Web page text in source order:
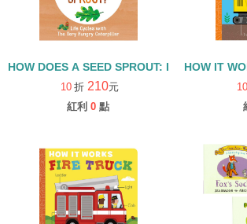
HOW DOES A SEED SPROUT: LIFE CYCLES
10 折 210元
紅利 0 點
HOW IT
10